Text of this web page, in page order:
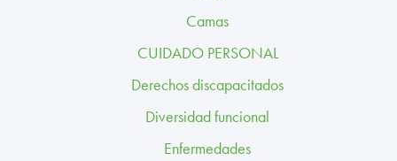
CONTACTO
CANAL ÉTICO
Camas
CUIDADO PERSONAL
Derechos discapacitados
Diversidad funcional
Enfermedades